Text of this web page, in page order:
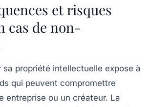
et risques
cas de non-
sa propriété intellectuelle expose à
qui peuvent compromettre
entreprise ou un créateur. La